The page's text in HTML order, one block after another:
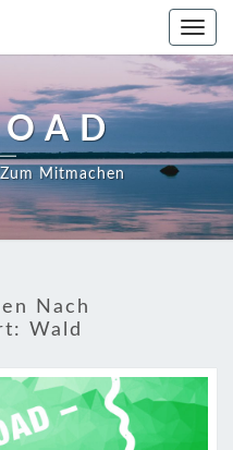
Mitmachen
Nach
Wald